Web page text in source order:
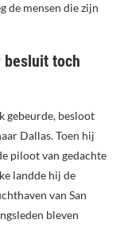
de mensen die zijn
besluit toch
gebeurde, besloot
Dallas. Toen hij
piloot van gedachte
landde hij de
van San
bleven